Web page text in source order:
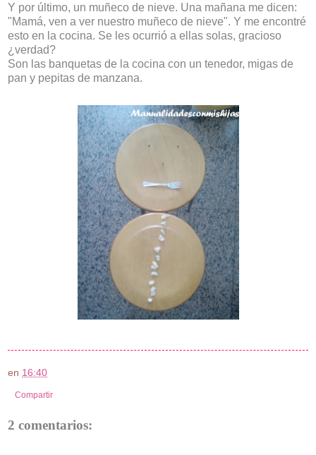
Y por último, un muñeco de nieve. Una mañana me dicen:
"Mamá, ven a ver nuestro muñeco de nieve". Y me encontré
esto en la cocina. Se les ocurrió a ellas solas, gracioso
¿verdad?
Son las banquetas de la cocina con un tenedor, migas de
pan y pepitas de manzana.
en 16:40
Compartir
2 comentarios: